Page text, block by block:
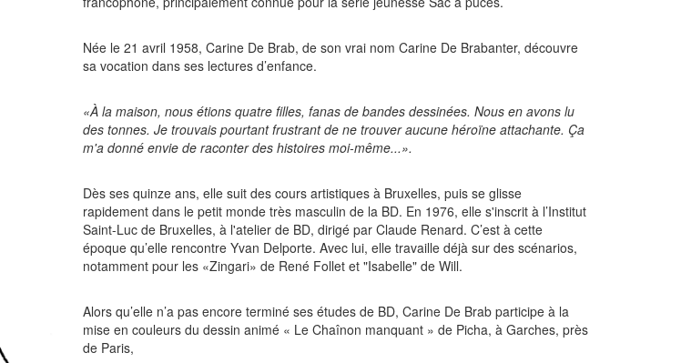
Née le 21 avril 1958, Carine De Brab, de son vrai nom Carine De Brabanter, découvre
sa vocation dans ses lectures d’enfance.
«À la maison, nous étions quatre filles, fanas de bandes dessinées. Nous en avons lu
des tonnes. Je trouvais pourtant frustrant de ne trouver aucune héroïne attachante. Ça
m'a donné envie de raconter des histoires moi-même...».
Dès ses quinze ans, elle suit des cours artistiques à Bruxelles, puis se glisse
rapidement dans le petit monde très masculin de la BD. En 1976, elle s'inscrit à l’Institut
Saint-Luc de Bruxelles, à l'atelier de BD, dirigé par Claude Renard. C’est à cette
époque qu’elle rencontre Yvan Delporte. Avec lui, elle travaille déjà sur des scénarios,
notamment pour les «Zingari» de René Follet et "Isabelle" de Will.
Alors qu’elle n’a pas encore terminé ses études de BD, Carine De Brab participe à la
mise en couleurs du dessin animé « Le Chaînon manquant » de Picha, à Garches, près
de Paris,